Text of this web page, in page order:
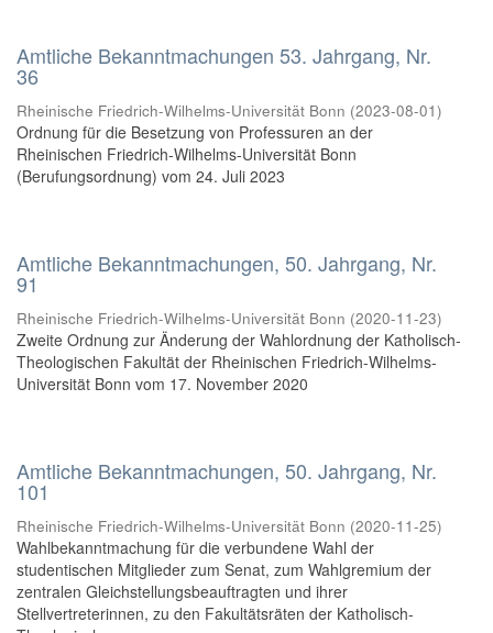
Amtliche Bekanntmachungen 53. Jahrgang, Nr.
36
Rheinische Friedrich-Wilhelms-Universität Bonn (2023-08-01)
Ordnung für die Besetzung von Professuren an der
Rheinischen Friedrich-Wilhelms-Universität Bonn
(Berufungsordnung) vom 24. Juli 2023
Amtliche Bekanntmachungen, 50. Jahrgang, Nr.
91
Rheinische Friedrich-Wilhelms-Universität Bonn (2020-11-23)
Zweite Ordnung zur Änderung der Wahlordnung der Katholisch-
Theologischen Fakultät der Rheinischen Friedrich-Wilhelms-
Universität Bonn vom 17. November 2020
Amtliche Bekanntmachungen, 50. Jahrgang, Nr.
101
Rheinische Friedrich-Wilhelms-Universität Bonn (2020-11-25)
Wahlbekanntmachung für die verbundene Wahl der
studentischen Mitglieder zum Senat, zum Wahlgremium der
zentralen Gleichstellungsbeauftragten und ihrer
Stellvertreterinnen, zu den Fakultätsräten der Katholisch-